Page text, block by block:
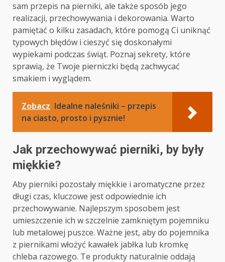
sam przepis na pierniki, ale także sposób jego
realizacji, przechowywania i dekorowania. Warto
pamiętać o kilku zasadach, które pomogą Ci uniknąć
typowych błędów i cieszyć się doskonałymi
wypiekami podczas świąt. Poznaj sekrety, które
sprawią, że Twoje pierniczki będą zachwycać
smakiem i wyglądem.
Zobacz Idealne naleśniki – przepis
na ciasto, prosto i pysznie!
Jak przechowywać pierniki, by były
miękkie?
Aby pierniki pozostały miękkie i aromatyczne przez
długi czas, kluczowe jest odpowiednie ich
przechowywanie. Najlepszym sposobem jest
umieszczenie ich w szczelnie zamkniętym pojemniku
lub metalowej puszce. Ważne jest, aby do pojemnika
z piernikami włożyć kawałek jabłka lub kromkę
chleba razowego. Te produkty naturalnie oddają